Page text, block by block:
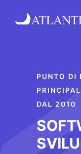
PUNTO DI
DAL 2010